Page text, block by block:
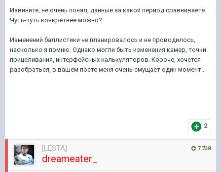
Извините, не очень понял, данные за какой период сравниваете.
Чуть-чуть конкретнее можно?
Изменений баллистики не планировалось и не проводилось,
насколько я помню. Однако могли быть изменения камер, точки
прицеливания, интерфейсных калькуляторов. Короче, хочется
разобраться, в вашем посте меня очень смущает один момент...
2
7 738
[LESTA]
dreameater_